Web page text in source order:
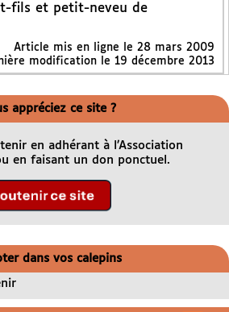
fils et petit-neveu de
Article mis en ligne le 28 mars 2009
modification le 19 décembre 2013
appréciez ce site ?
en adhérant à l’Association
en faisant un don ponctuel.
dans vos calepins